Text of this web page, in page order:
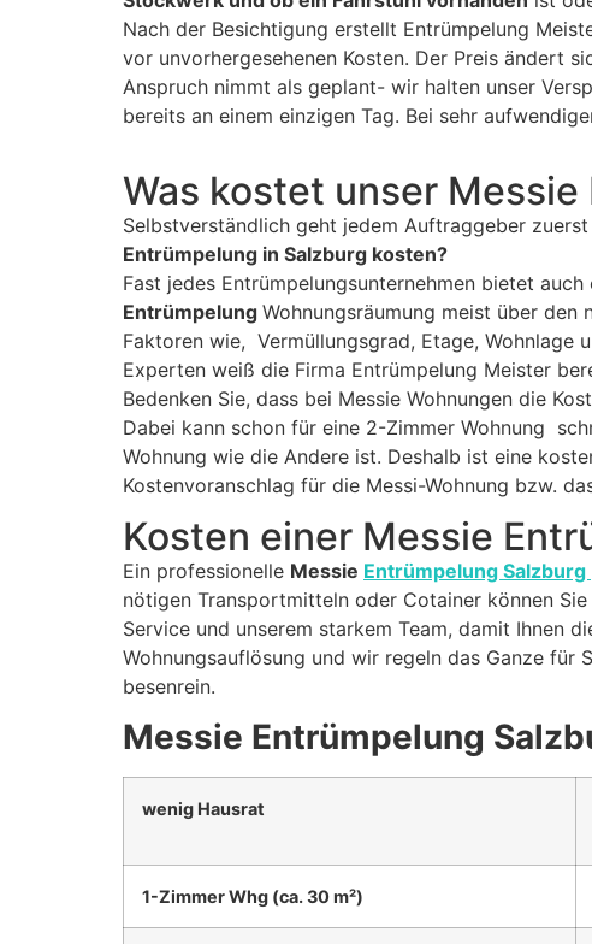
Nach der Besichtigung erstellt Entrümpelung
vor unvorhergesehenen Kosten. Der Preis ändert
Anspruch nimmt als geplant- wir halten unser
bereits an einem einzigen Tag. Bei sehr
Was kostet unser
Selbstverständlich geht jedem Auftraggeber
Entrümpelung in Salzburg kosten?
Fast jedes Entrümpelungsunternehmen bietet auch
Entrümpelung Wohnungsräumung meist über den
Faktoren wie, Vermüllungsgrad, Etage, Wohnlage
Experten weiß die Firma Entrümpelung Meister
Bedenken Sie, dass bei Messie Wohnungen die
Dabei kann schon für eine 2-Zimmer Wohnung
Wohnung wie die Andere ist. Deshalb ist eine
Kostenvoranschlag für die Messi-Wohnung bzw.
Kosten einer Messie
Ein professionelle Messie Entrümpelung Salzburg
nötigen Transportmitteln oder Cotainer können
Service und unserem starkem Team, damit Ihnen
Wohnungsauflösung und wir regeln das Ganze für
besenrein.
Messie Entrümpelung
wenig Hausrat
1-Zimmer Whg (ca. 30 m²)